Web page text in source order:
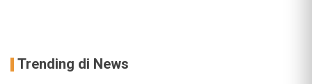
Trending di News